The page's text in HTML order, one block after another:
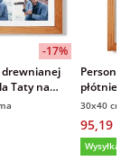
-17%
drewnianej
Taty na
30x40 cm
Dzień
prezent
30x40
95,19